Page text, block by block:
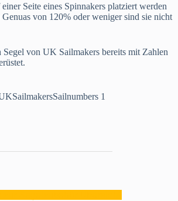
Seite eines Spinnakers platziert werden
von 120% oder weniger sind sie nicht
Segel von UK Sailmakers bereits mit Zahlen